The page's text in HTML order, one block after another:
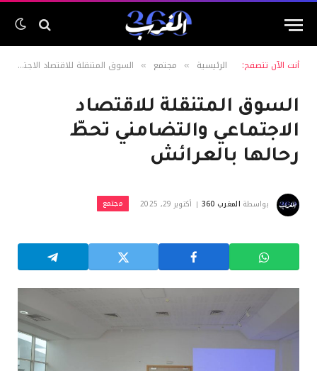
أنت الآن تتصفح: الرئيسية » مجتمع » السوق المتنقلة للاقتصاد الاجتماعي والتضامني تحطّ رحالها بالعرائش
السوق المتنقلة للاقتصاد
الاجتماعي والتضامني تحطّ
رحالها بالعرائش
بواسطة المغرب 360 أكتوبر 29, 2025 مجتمع